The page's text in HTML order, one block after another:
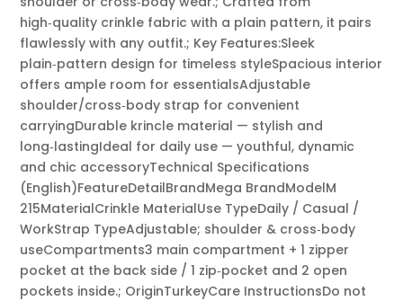
high‑quality crinkle fabric with a plain pattern, it pairs
flawlessly with any outfit.; Key Features:Sleek
plain‑pattern design for timeless styleSpacious interior
offers ample room for essentialsAdjustable
shoulder/cross‑body strap for convenient
carryingDurable krincle material — stylish and
long‑lastingIdeal for daily use — youthful, dynamic
and chic accessoryTechnical Specifications
(English)FeatureDetailBrandMega BrandModelM
215MaterialCrinkle MaterialUse TypeDaily / Casual /
WorkStrap TypeAdjustable; shoulder & cross‑body
useCompartments3 main compartment + 1 zipper
pocket at the back side / 1 zip‑pocket and 2 open
pockets inside.; OriginTurkeyCare InstructionsDo not